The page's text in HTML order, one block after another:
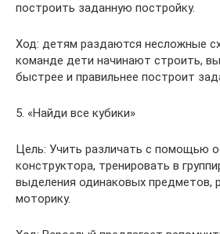
построить заданную постройку.
Ход: детям раздаются несложные
команде дети начинают строить,
быстрее и правильнее построит
5. «Найди все кубики»
Цель: Учить различать с помощью
конструктора, тренировать в
выделения одинаковых предметов,
моторику.